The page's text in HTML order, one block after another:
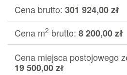
Cena brutto: 301 924,00 zł
Cena m2 brutto: 8 200,00 zł
Cena miejsca postojowego
19 500,00 zł